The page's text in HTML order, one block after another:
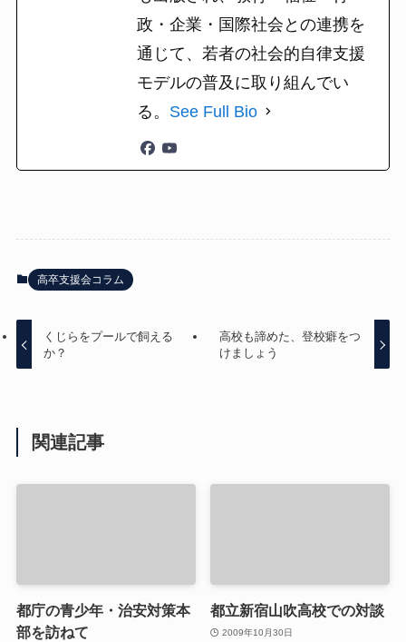
政・企業・国際社会との連携を
通じて、若者の社会的自律支援
モデルの普及に取り組んでい
る。 See Full Bio
高卒支援会コラム
くじらをプールで飼える
か？
高校も諦めた、登校癖をつ
けましょう
関連記事
都庁の青少年・治安対策本
部を訪ねて
都立新宿山吹高校での対談
2009年10月30日